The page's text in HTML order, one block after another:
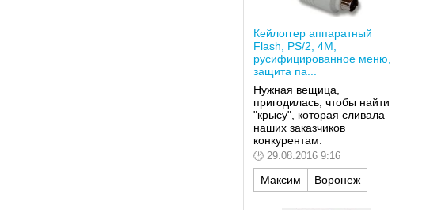
Кейлоггер аппаратный
Flash, PS/2, 4M,
русифицированное меню,
защита па...
Нужная вещица,
пригодилась, чтобы найти
"крысу", которая сливала
наших заказчиков
конкурентам.
29.08.2016 9:16
Максим Воронеж